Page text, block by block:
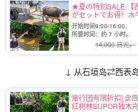
★夏の特別SALE 【
がセットでお得！水
ローブSUPorカヌー
开始时间9:00-16:00.
所要时间：约 7 小时。
14,000 日元。
↓ 从石垣岛⇄西表
旅行团有限折扣] 含
红树林SUPOR独木